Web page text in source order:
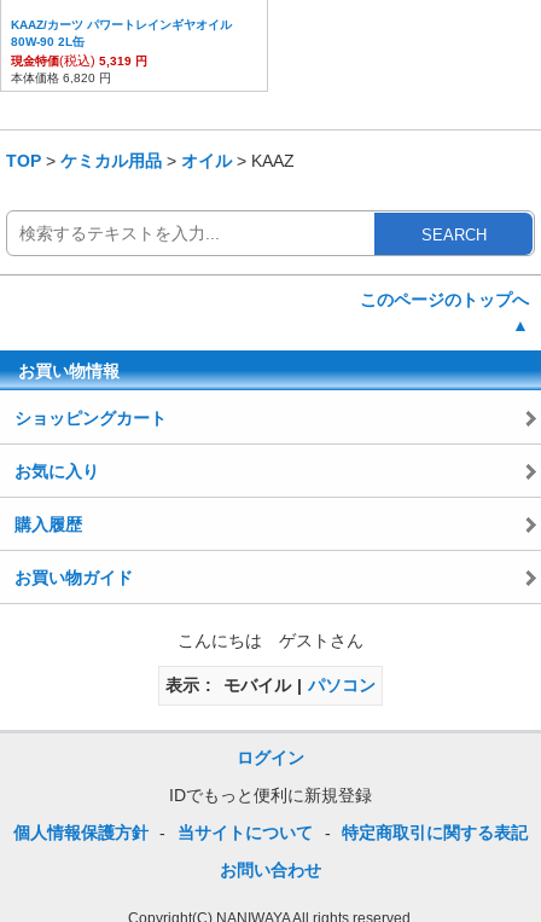
KAAZ/カーツ パワートレインギヤオイル
80W-90 2L缶
現金特価(税込) 5,319 円
本体価格 6,820 円
TOP > ケミカル用品 > オイル> KAAZ
SEARCH
このページのトップへ
▲
お買い物情報
ショッピングカート
お気に入り
購入履歴
お買い物ガイド
こんにちは ゲストさん
表示 モバイル パソコン
ログイン
IDでもっと便利に新規登録
個人情報保護方針 - 当サイトについて -
特定商取引に関する表記
お問い合わせ
Copyright(C) NANIWAYA All rights reserved.